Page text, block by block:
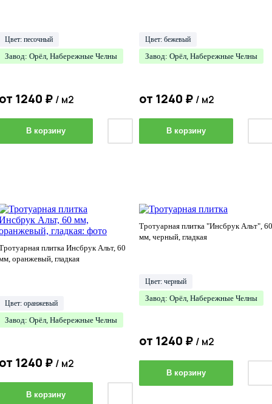
Цвет: песочный
Завод: Орёл, Набережные Челны
1240 ₽ / м2
В корзину
Цвет: бежевый
Завод: Орёл, Набережные Челны
от 1240 ₽ / м2
В корзину
плитка Инсбрук Альт, 60
оранжевый, гладкая
Цвет: оранжевый
Завод: Орёл, Набережные Челны
1240 ₽ / м2
В корзину
Тротуарная плитка "Инсбрук Альт", 60
мм, черный, гладкая
Цвет: черный
Завод: Орёл, Набережные Челны
от 1240 ₽ / м2
В корзину